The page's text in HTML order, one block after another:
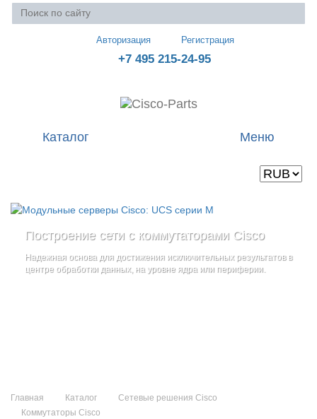
Авторизация Регистрация
+7 495 215-24-95
Меню
Каталог
Построение сети с коммутаторами Cisco
Надежная основа для достижения исключительных результатов в
центре обработки данных, на уровне ядра или периферии.
Стоечные серверы Cisco UCS серии C
Созданы для сокращения общей стоимости владенияи
повышение адаптивности Вашего бизнеса
дополнительные компоненты
Главная Каталог
Сетевые решения Cisco
Коммутаторы Cisco